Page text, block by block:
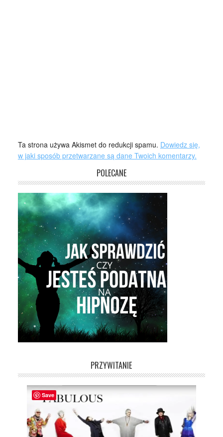
Ta strona używa Akismet do redukcji spamu. Dowiedz się,
w jaki sposób przetwarzane są dane Twoich komentarzy.
POLECANE
PRZYWITANIE
Save